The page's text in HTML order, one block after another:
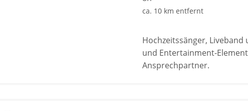
ca. 10 km entfernt
Hochzeitssänger, Liveband
und Entertainment-
Ansprechpartner.